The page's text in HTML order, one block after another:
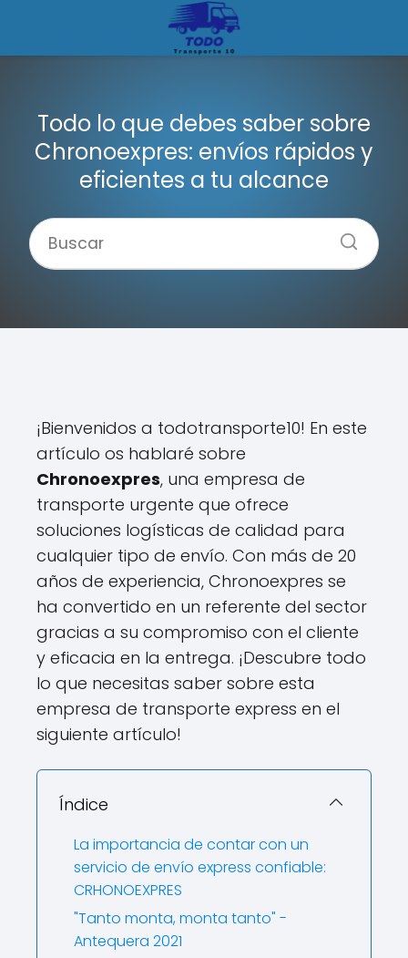
Todo lo que debes saber sobre
Chronoexpres: envíos rápidos y
eficientes a tu alcance
¡Bienvenidos a todotransporte10! En este
artículo os hablaré sobre
Chronoexpres, una empresa de
transporte urgente que ofrece
soluciones logísticas de calidad para
cualquier tipo de envío. Con más de 20
años de experiencia, Chronoexpres se
ha convertido en un referente del sector
gracias a su compromiso con el cliente
y eficacia en la entrega. ¡Descubre todo
lo que necesitas saber sobre esta
empresa de transporte express en el
siguiente artículo!
Índice
La importancia de contar con un
servicio de envío express confiable:
CRHONOEXPRES
"Tanto monta, monta tanto" -
Antequera 2021